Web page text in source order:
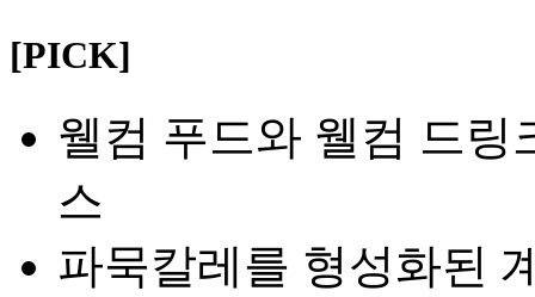
[PICK]
웰컴 푸드와 웰컴 드링
스
파묵칼레를 형성화된